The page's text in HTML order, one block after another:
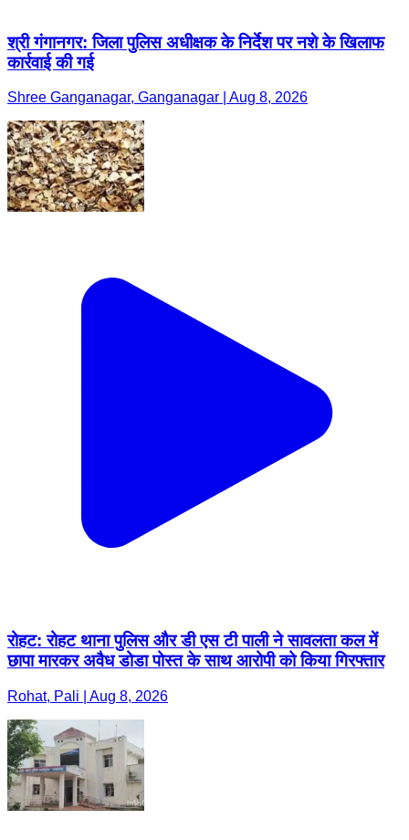
श्री गंगानगर: जिला पुलिस अधीक्षक के निर्देश पर नशे के खिलाफ
कार्रवाई की गई
Shree Ganganagar, Ganganagar | Aug 8, 2026
रोहट: रोहट थाना पुलिस और डी एस टी पाली ने सावलता कल में
छापा मारकर अवैध डोडा पोस्त के साथ आरोपी को किया गिरफ्तार
Rohat, Pali | Aug 8, 2026